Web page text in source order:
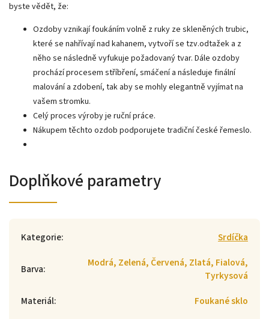
byste vědět, že:
Ozdoby vznikají foukáním volně z ruky ze skleněných trubic,
které se nahřívají nad kahanem, vytvoří se tzv.odtažek a z
něho se následně vyfukuje požadovaný tvar. Dále ozdoby
prochází procesem stříbření, smáčení a následuje finální
malování a zdobení, tak aby se mohly elegantně vyjímat na
vašem stromku.
Celý proces výroby je ruční práce.
Nákupem těchto ozdob podporujete tradiční české řemeslo.
Doplňkové parametry
Kategorie: Srdíčka
Barva:
Modrá, Zelená, Červená, Zlatá, Fialová,
Tyrkysová
Materiál:
Foukané sklo